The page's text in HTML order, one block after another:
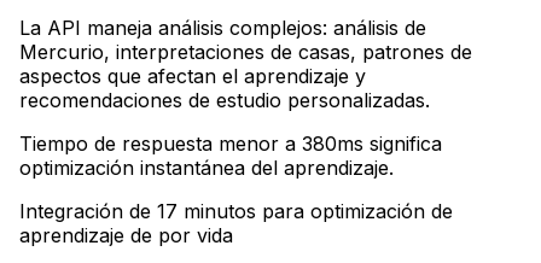
La API maneja análisis complejos: análisis de
Mercurio, interpretaciones de casas, patrones de
aspectos que afectan el aprendizaje y
recomendaciones de estudio personalizadas.
Tiempo de respuesta menor a 380ms significa
optimización instantánea del aprendizaje.
Integración de 17 minutos para optimización de
aprendizaje de por vida